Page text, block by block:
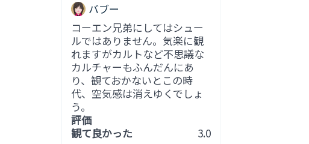
バブー
コーエン兄弟にしてはシュー
ルではありません。気楽に観
れますがカルトなど不思議な
カルチャーもふんだんにあ
り、観ておかないとこの時
代、空気感は消えゆくでしょ
う。
評価
観て良かった
3.0